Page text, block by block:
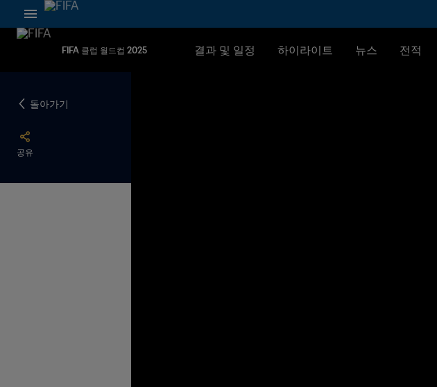
FIFA 클럽 월드컵 2025 결과 및 일정 하이라이트 뉴스 전적
돌아가기
공유